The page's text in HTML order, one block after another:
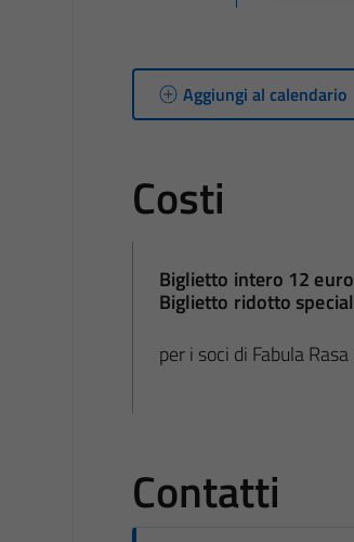
Aggiungi al calendario
Costi
Biglietto intero 12 euro
Biglietto ridotto
per i soci di Fabula
Contatti